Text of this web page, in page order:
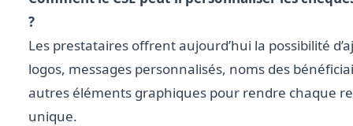
?
Les prestataires offrent aujourd’hui la possibilité
logos, messages personnalisés, noms des
autres éléments graphiques pour rendre chaque
unique.